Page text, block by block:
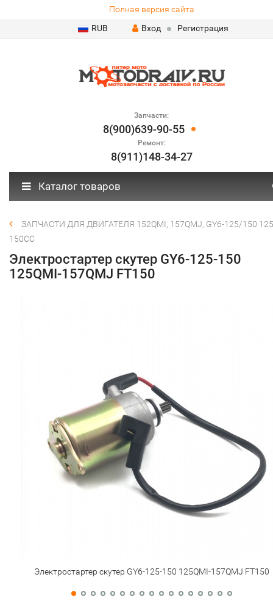
Полная версия сайта
RUB
Вход Регистрация
Запчасти:
8(900)639-90-55
Ремонт:
8(911)148-34-27
Каталог товаров
ЗАПЧАСТИ ДЛЯ ДВИГАТЕЛЯ 152QMI, 157QMJ, GY6-125/150
150СС
Электростартер скутер GY6-125-150
125QMI-157QMJ FT150
Электростартер скутер GY6-125-150 125QMI-157QMJ FT150